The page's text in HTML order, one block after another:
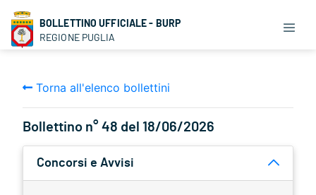
BOLLETTINO UFFICIALE - BURP
REGIONE PUGLIA
Torna all'elenco bollettini
Bollettino n° 48 del 18/06/2026
Concorsi e Avvisi